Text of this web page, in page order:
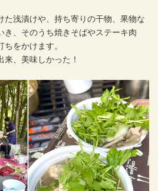
た浅漬けや、持ち寄りの干物、果物な
き、そのうち焼きそばやステーキ肉
をかけます。
、美味しかった！